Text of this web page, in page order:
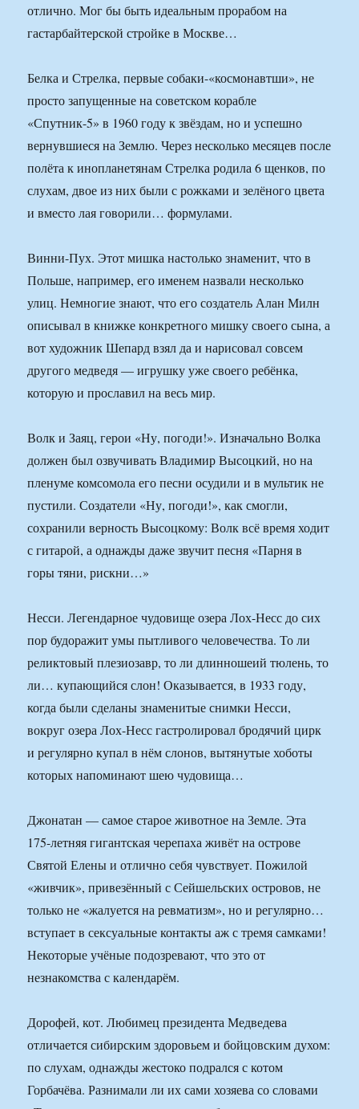
отлично. Мог бы быть идеальным прорабом на
гастарбайтерской стройке в Москве…
Белка и Стрелка, первые собаки-«космонавтши», не
просто запущенные на советском корабле
«Спутник-5» в 1960 году к звёздам, но и успешно
вернувшиеся на Землю. Через несколько месяцев после
полёта к инопланетянам Стрелка родила 6 щенков, по
слухам, двое из них были с рожками и зелёного цвета
и вместо лая говорили… формулами.
Винни-Пух. Этот мишка настолько знаменит, что в
Польше, например, его именем назвали несколько
улиц. Немногие знают, что его создатель Алан Милн
описывал в книжке конкретного мишку своего сына, а
вот художник Шепард взял да и нарисовал совсем
другого медведя — игрушку уже своего ребёнка,
которую и прославил на весь мир.
Волк и Заяц, герои «Ну, погоди!». Изначально Волка
должен был озвучивать Владимир Высоцкий, но на
пленуме комсомола его песни осудили и в мультик не
пустили. Создатели «Ну, погоди!», как смогли,
сохранили верность Высоцкому: Волк всё время ходит
с гитарой, а однажды даже звучит песня «Парня в
горы тяни, рискни…»
Несси. Легендарное чудовище озера Лох-Несс до сих
пор будоражит умы пытливого человечества. То ли
реликтовый плезиозавр, то ли длинношеий тюлень, то
ли… купающийся слон! Оказывается, в 1933 году,
когда были сделаны знаменитые снимки Несси,
вокруг озера Лох-Несс гастролировал бродячий цирк
и регулярно купал в нём слонов, вытянутые хоботы
которых напоминают шею чудовища…
Джонатан — самое старое животное на Земле. Эта
175-летняя гигантская черепаха живёт на острове
Святой Елены и отлично себя чувствует. Пожилой
«живчик», привезённый с Сейшельских островов, не
только не «жалуется на ревматизм», но и регулярно…
вступает в сексуальные контакты аж с тремя самками!
Некоторые учёные подозревают, что это от
незнакомства с календарём.
Дорофей, кот. Любимец президента Медведева
отличается сибирским здоровьем и бойцовским духом:
по слухам, однажды жестоко подрался с котом
Горбачёва. Разнимали ли их сами хозяева со словами